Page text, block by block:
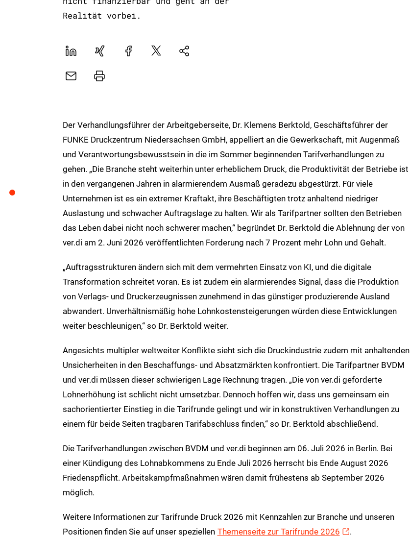
Realität vorbei.
LinekdInXing FacebookPlattformNatives
E-
Drucker
Der Verhandlungsführer der Arbeitgeberseite, Dr. Klemens Berktold, Geschäftsführer der
FUNKE Druckzentrum Niedersachsen GmbH, appelliert an die Gewerkschaft, mit Augenmaß
und Verantwortungsbewusstsein in die im Sommer beginnenden Tarifverhandlungen zu
gehen. „Die Branche steht weiterhin unter erheblichem Druck, die Produktivität der Betriebe ist
in den vergangenen Jahren in alarmierendem Ausmaß geradezu abgestürzt. Für viele
Unternehmen ist es ein extremer Kraftakt, ihre Beschäftigten trotz anhaltend niedriger
Auslastung und schwacher Auftragslage zu halten. Wir als Tarifpartner sollten den Betrieben
das Leben dabei nicht noch schwerer machen,“ begründet Dr. Berktold die Ablehnung der von
ver.di am 2. Juni 2026 veröffentlichten Forderung nach 7 Prozent mehr Lohn und Gehalt.
„Auftragsstrukturen ändern sich mit dem vermehrten Einsatz von KI, und die digitale
Transformation schreitet voran. Es ist zudem ein alarmierendes Signal, dass die Produktion
von Verlags- und Druckerzeugnissen zunehmend in das günstiger produzierende Ausland
abwandert. Unverhältnismäßig hohe Lohnkostensteigerungen würden diese Entwicklungen
weiter beschleunigen,“ so Dr. Berktold weiter.
Angesichts multipler weltweiter Konflikte sieht sich die Druckindustrie zudem mit anhaltenden
Unsicherheiten in den Beschaffungs- und Absatzmärkten konfrontiert. Die Tarifpartner BVDM
und ver.di müssen dieser schwierigen Lage Rechnung tragen. „Die von ver.di geforderte
Lohnerhöhung ist schlicht nicht umsetzbar. Dennoch hoffen wir, dass uns gemeinsam ein
sachorientierter Einstieg in die Tarifrunde gelingt und wir in konstruktiven Verhandlungen zu
einem für beide Seiten tragbaren Tarifabschluss finden,“ so Dr. Berktold abschließend.
Die Tarifverhandlungen zwischen BVDM und ver.di beginnen am 06. Juli 2026 in Berlin. Bei
einer Kündigung des Lohnabkommens zu Ende Juli 2026 herrscht bis Ende August 2026
Friedenspflicht. Arbeitskampfmaßnahmen wären damit frühestens ab September 2026
möglich.
Weitere Informationen zur Tarifrunde Druck 2026 mit Kennzahlen zur Branche und unseren
Positionen finden Sie auf unser speziellen Themenseite zur Tarifrunde 2026 .